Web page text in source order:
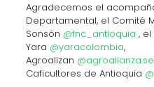
Agradecemos el
Departamental, el Comité
Sonsón @fnc_antioquia ,
Yara @yaracolombia,
Agroalizan
Caficultores de Antioquia